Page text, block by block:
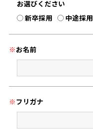
お選びください
新卒採用
中途採用
※お名前
※フリガナ